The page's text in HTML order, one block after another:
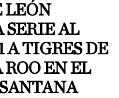
LEÓN
SERIE AL
A TIGRES DE
EN EL